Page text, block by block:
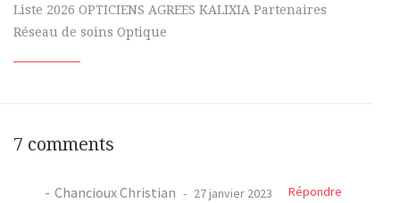
Liste 2026 OPTICIENS AGREES KALIXIA Partenaires
Réseau de soins Optique
7 comments
Chancioux Christian 27 janvier 2023
Répondre